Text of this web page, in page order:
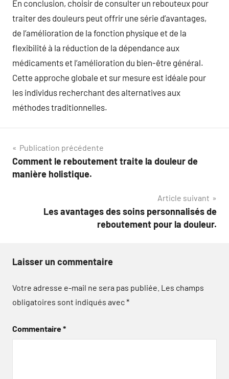
En conclusion, choisir de consulter un rebouteux pour
traiter des douleurs peut offrir une série d’avantages,
de l’amélioration de la fonction physique et de la
flexibilité à la réduction de la dépendance aux
médicaments et l’amélioration du bien-être général.
Cette approche globale et sur mesure est idéale pour
les individus recherchant des alternatives aux
méthodes traditionnelles.
Navigation
de
Publication précédente
Comment le reboutement traite la douleur de
manière holistique.
Article suivant
Les avantages des soins personnalisés de
reboutement pour la douleur.
Laisser un commentaire
Votre adresse e-mail ne sera pas publiée. Les champs
obligatoires sont indiqués avec*
Commentaire*